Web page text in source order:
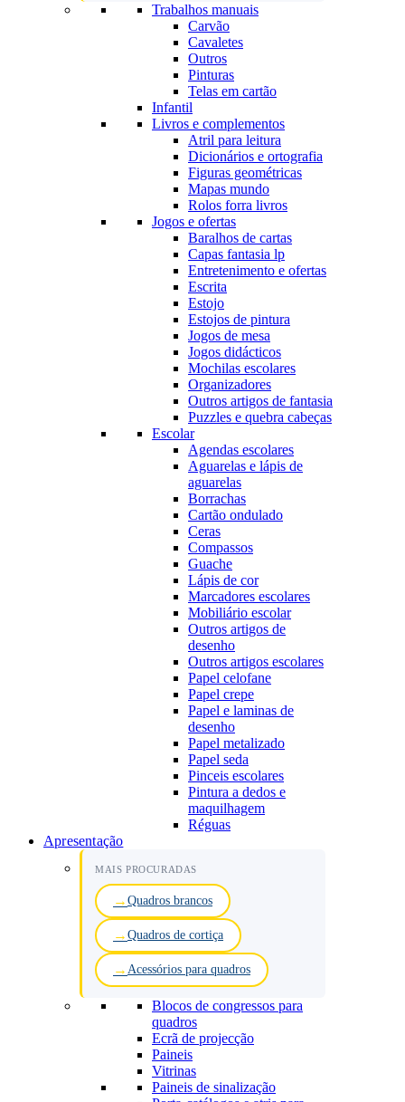
Trabalhos manuais
Carvão
Cavaletes
Outros
Pinturas
Telas em cartão
Infantil
Livros e complementos
Atril para leitura
Dicionários e ortografia
Figuras geométricas
Mapas mundo
Rolos forra livros
Jogos e ofertas
Baralhos de cartas
Capas fantasia lp
Entretenimento e ofertas
Escrita
Estojo
Estojos de pintura
Jogos de mesa
Jogos didácticos
Mochilas escolares
Organizadores
Outros artigos de fantasia
Puzzles e quebra cabeças
Escolar
Agendas escolares
Aguarelas e lápis de
aguarelas
Borrachas
Cartão ondulado
Ceras
Compassos
Guache
Lápis de cor
Marcadores escolares
Mobiliário escolar
Outros artigos de
desenho
Outros artigos escolares
Papel celofane
Papel crepe
Papel e laminas de
desenho
Papel metalizado
Papel seda
Pinceis escolares
Pintura a dedos e
maquilhagem
Réguas
Apresentação
MAIS PROCURADAS
Quadros brancos
Quadros de cortiça
Acessórios para quadros
Blocos de congressos para
quadros
Ecrã de projecção
Paineis
Vitrinas
Paineis de sinalização